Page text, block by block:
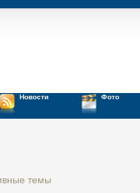
Новости Фото
темы